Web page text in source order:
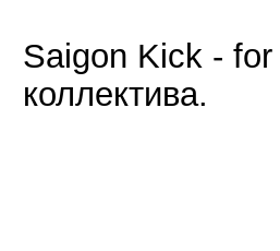
Saigon Kick -
коллектива.